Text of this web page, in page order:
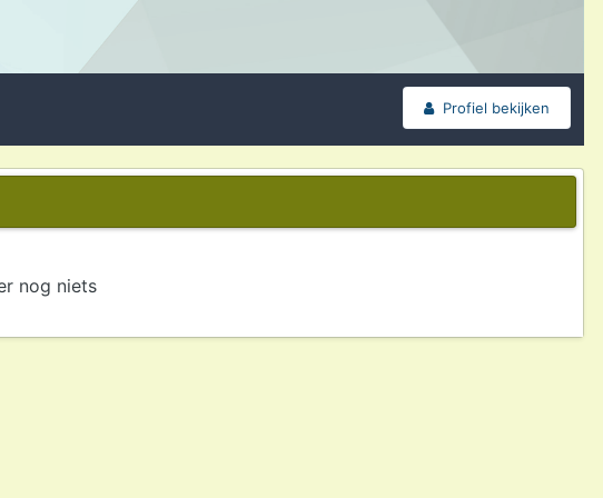
Profiel bekijken
nog niets